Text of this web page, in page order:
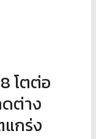
โตต่อ
ต่าง
แกร่ง